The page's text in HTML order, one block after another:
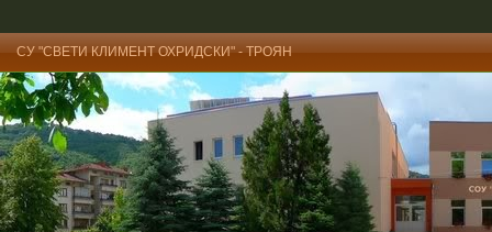
СУ "СВЕТИ КЛИМЕНТ ОХРИДСКИ" - ТРОЯН